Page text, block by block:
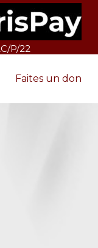
P/22
Faites un don